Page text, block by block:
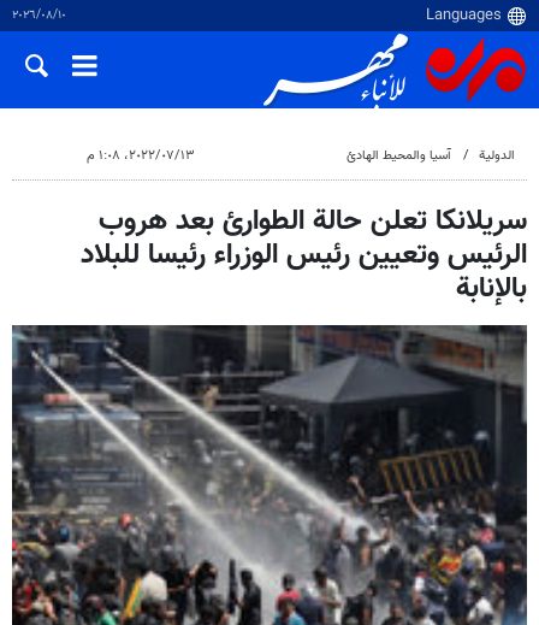
١٠‏/٠٨‏/٢٠٢٦
الدولية آسيا والمحيط الهادئ ١٣‏/٠٧‏/٢٠٢٢، ١:٠٨ م
سريلانكا تعلن حالة الطوارئ بعد هروب
الرئيس وتعيين رئيس الوزراء رئيسا للبلاد
بالإنابة